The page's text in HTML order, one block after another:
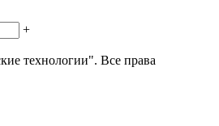
+
технологии". Все права